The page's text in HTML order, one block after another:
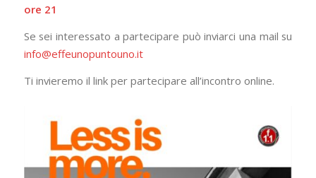
ore 21
Se sei interessato a partecipare può inviarci una mail su
info@effeunopuntouno.it
Ti invieremo il link per partecipare all’incontro online.